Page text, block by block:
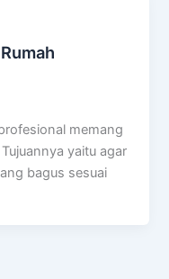
memang
yaitu agar
bagus sesuai